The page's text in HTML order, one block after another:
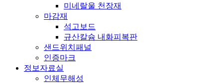
미네랄울 천장재
마감재
석고보드
규산칼슘 내화피복판
샌드위치패널
인증마크
정보자료실
인체무해성